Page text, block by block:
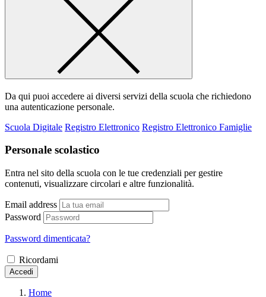
Da qui puoi accedere ai diversi servizi della scuola che richiedono
una autenticazione personale.
Scuola Digitale Registro Elettronico Registro Elettronico Famiglie
Personale scolastico
Entra nel sito della scuola con le tue credenziali per gestire
contenuti, visualizzare circolari e altre funzionalità.
Email address
Password
Password dimenticata?
Ricordami
Accedi
Home